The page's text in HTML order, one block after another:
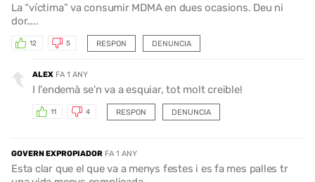
La “víctima” va consumir MDMA en dues ocasions. Deu ni
dor…..
RESPON
12 5 DENUNCIA
ALEX FA 1 ANY
I l'endemà se'n va a esquiar, tot molt creible!
RESPON
11 4 DENUNCIA
GOVERN EXPROPIADOR FA 1 ANY
Esta clar que el que va a menys festes i es fa mes palles tr